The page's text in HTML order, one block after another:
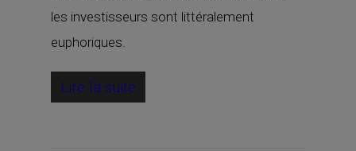
les investisseurs sont littéralement
euphoriques.
Lire la suite